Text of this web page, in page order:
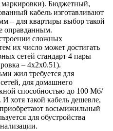
маркировки). Бюджетный,
кабель изготавливают
– для квартиры выбор такой
оправданным.
сложных
их число может достигать
сетей стандарт 4 пары
– 4х2х0.51).
жил требуется для
для домашнего
способностью до 100 Мб/
И хотя такой кабель дешевле,
восьмижильный
для обустройства